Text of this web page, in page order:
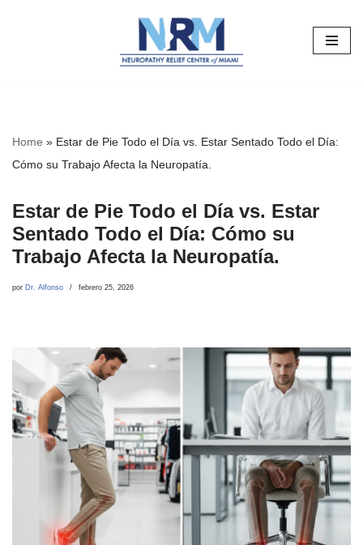
Home » Estar de Pie Todo el Día vs. Estar Sentado Todo el Día:
Cómo su Trabajo Afecta la Neuropatía.
Estar de Pie Todo el Día vs. Estar
Sentado Todo el Día: Cómo su
Trabajo Afecta la Neuropatía.
por Dr. Alfonso febrero 25, 2026